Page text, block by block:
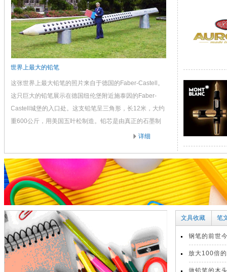
世界上最大的铅笔
这张世界上最大铅笔的照片来自于德国的Faber-Castell。
这只巨大的铅笔展示在德国纽伦堡附近施泰因的Faber-
Castell城堡的入口处。这支铅笔呈三角形，长12米，大约
重600公斤，用美国五叶松制造。铅芯是由真正的石墨制
详细
文具收藏 笔
钢笔的前世
放大100倍
做铅笔的木